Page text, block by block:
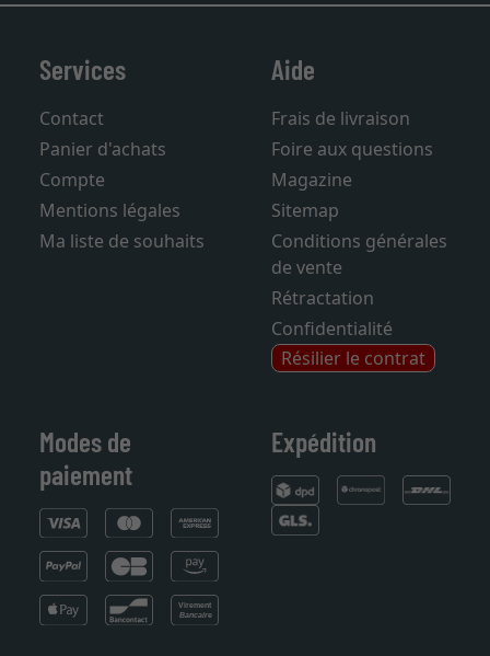
Services
Contact
Panier d'achats
Compte
Mentions légales
Ma liste de souhaits
Aide
Frais de livraison
Foire aux questions
Magazine
Sitemap
Conditions générales
de vente
Rétractation
Confidentialité
Résilier le contrat
Modes de
paiement
Expédition